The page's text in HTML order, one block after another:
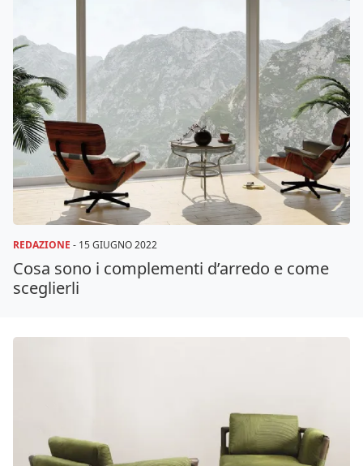
REDAZIONE - 15 GIUGNO 2022
Cosa sono i complementi d’arredo e come
sceglierli